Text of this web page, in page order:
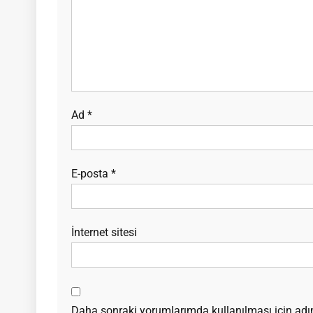
Ad *
E-posta *
İnternet sitesi